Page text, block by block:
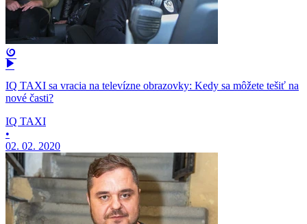
IQ TAXI sa vracia na televízne obrazovky: Kedy sa môžete tešiť na
nové časti?
IQ TAXI
•
02. 02. 2020